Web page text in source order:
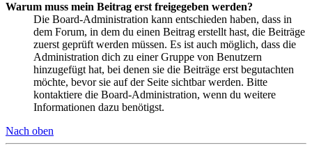
Warum muss mein Beitrag erst freigegeben werden?
Die Board-Administration kann entschieden haben, dass in
dem Forum, in dem du einen Beitrag erstellt hast, die Beiträge
zuerst geprüft werden müssen. Es ist auch möglich, dass die
Administration dich zu einer Gruppe von Benutzern
hinzugefügt hat, bei denen sie die Beiträge erst begutachten
möchte, bevor sie auf der Seite sichtbar werden. Bitte
kontaktiere die Board-Administration, wenn du weitere
Informationen dazu benötigst.
Nach oben